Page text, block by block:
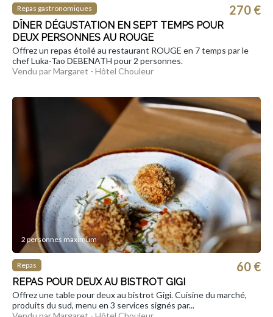
Repas gastronomiques
DÎNER DÉGUSTATION EN SEPT TEMPS POUR
DEUX PERSONNES AU ROUGE
270 €
Offrez un repas étoilé au restaurant ROUGE en 7 temps par le
chef Luka-Tao DEBENATH pour 2 personnes.
Vendu par Margaret - Hôtel Chouleur
2 personnes maximum
Repas
REPAS POUR DEUX AU BISTROT GIGI
60 €
Offrez une table pour deux au bistrot Gigi. Cuisine du marché,
produits du sud, menu en 3 services signés par...